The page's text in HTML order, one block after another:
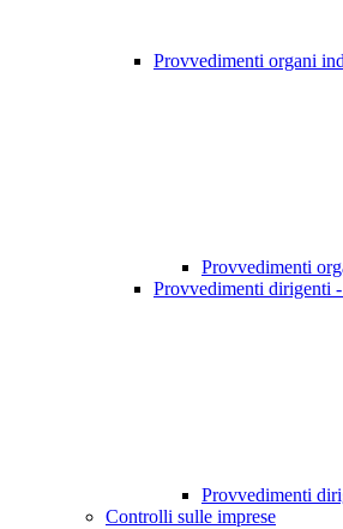
Provvedimenti organi
Provvedimenti
Provvedimenti dirigenti
Provvedimenti
Controlli sulle imprese